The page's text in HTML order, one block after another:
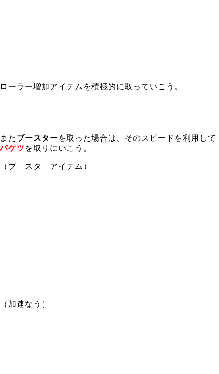
ローラー増加アイテムを積極的に取っていこう。
また ブースターを取った場合は、そのスピードを利用して
バケツ を取りにいこう 。
（ブースターアイテム）
（加速なう）